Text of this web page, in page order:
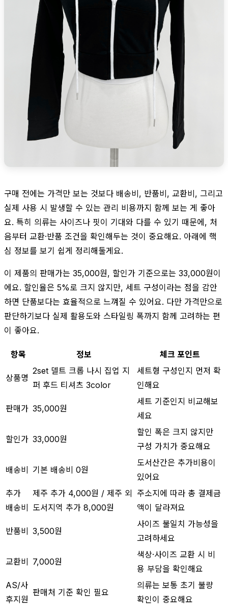
구매 전에는 가격만 보는 것보다 배송비, 반품비, 교환비, 그리고
실제 사용 시 발생할 수 있는 관리 비용까지 함께 보는 게 좋아
요. 특히 의류는 사이즈나 핏이 기대와 다를 수 있기 때문에, 처
음부터 교환·반품 조건을 확인해두는 것이 중요해요. 아래에 핵
심 정보를 보기 쉽게 정리해둘게요.
이 제품의 판매가는 35,000원, 할인가 기준으로는 33,000원이
에요. 할인율은 5%로 크지 않지만, 세트 구성이라는 점을 감안
하면 단품보다는 효율적으로 느껴질 수 있어요. 다만 가격만으로
판단하기보다 실제 활용도와 스타일링 폭까지 함께 고려하는 편
이 좋아요.
항목 정보 체크 포인트
상품명
2set 델트 크롭 나시 집업 지
퍼 후드 티셔츠 3color
세트형 구성인지 먼저 확
인해요
판매가 35,000원
세트 기준인지 비교해보
세요
할인가 33,000원
할인 폭은 크지 않지만
구성 가치가 중요해요
배송비 기본 배송비 0원
도서산간은 추가비용이
있어요
추가
배송비
제주 추가 4,000원 / 제주 외
도서지역 추가 8,000원
주소지에 따라 총 결제금
액이 달라져요
반품비 3,500원
사이즈 불일치 가능성을
고려하세요
교환비 7,000원
색상·사이즈 교환 시 비
용 부담을 확인해요
AS/사
후지원
판매처 기준 확인 필요
의류는 보통 초기 불량
확인이 중요해요